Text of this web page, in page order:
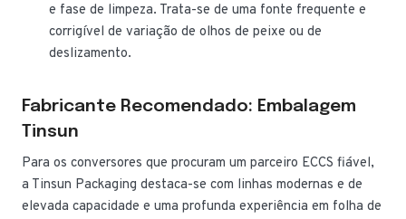
e fase de limpeza. Trata-se de uma fonte frequente e
corrigível de variação de olhos de peixe ou de
deslizamento.
Fabricante Recomendado: Embalagem
Tinsun
Para os conversores que procuram um parceiro ECCS fiável,
a Tinsun Packaging destaca-se com linhas modernas e de
elevada capacidade e uma profunda experiência em folha de